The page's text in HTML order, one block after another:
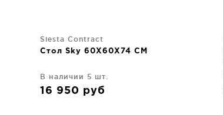
Siesta Contract
Стол Sky 60X60X74 CM
В наличии 5 шт.
16 950 руб